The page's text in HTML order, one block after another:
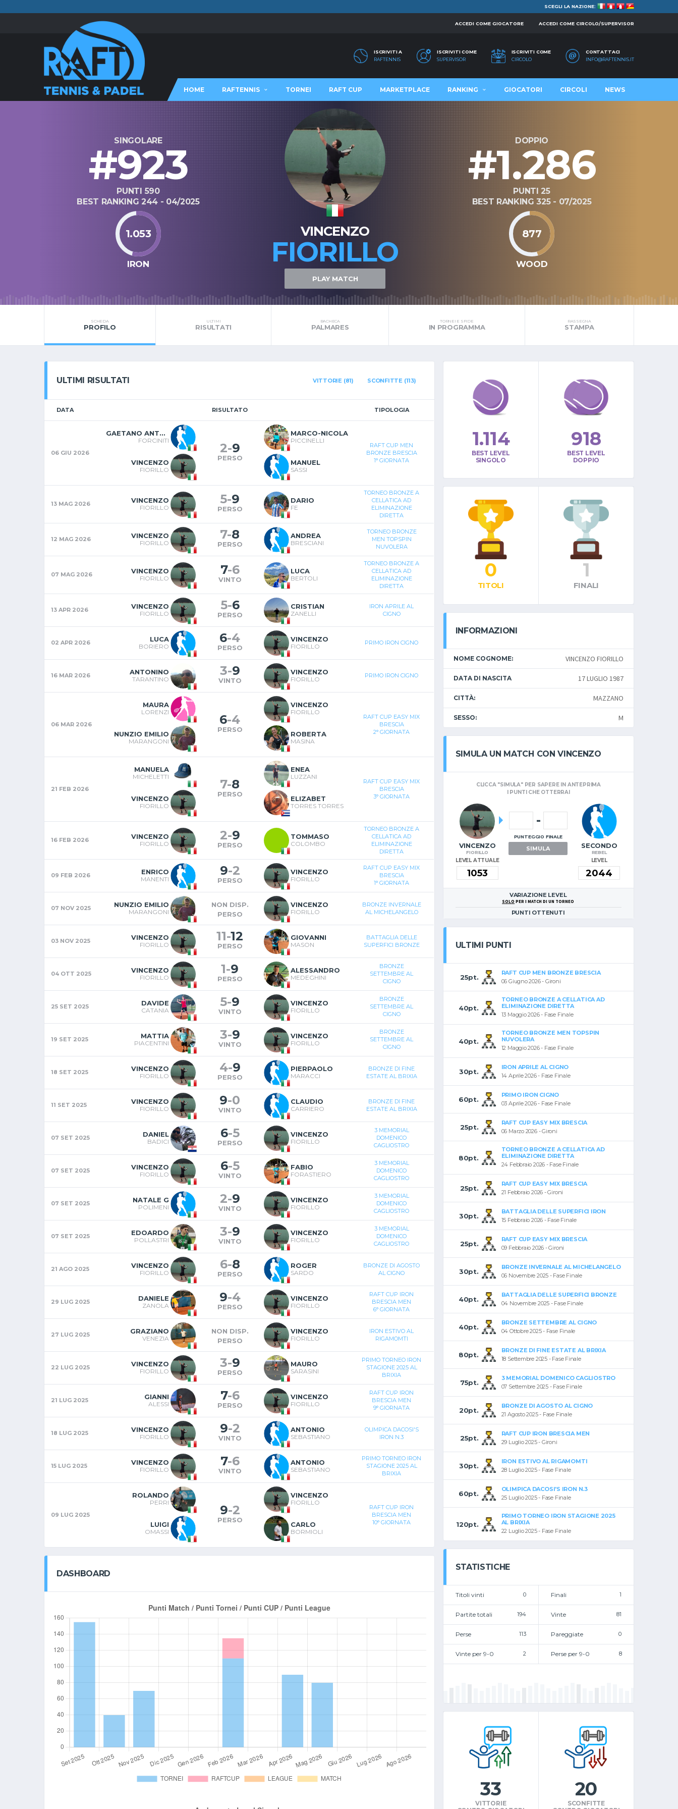
SCEGLI LA NAZIONE:
ACCEDI COME GIOCATORE ACCEDI COME CIRCOLO/SUPERVISOR
ISCRIVITI A
RAFTENNIS
ISCRIVITI COME
SUPERVISOR
ISCRIVITI COME
CIRCOLO
CONTATTACI
INFO@RAFTENNIS.IT
HOME RAFTENNIS TORNEI RAFT CUP MARKETPLACE RANKING GIOCATORI CIRCOLI NEWS
SINGOLARE
#923
PUNTI 590
BEST RANKING 244 - 04/2025
1.053
IRON
VINCENZO
FIORILLO
PLAY MATCH
DOPPIO
#1.286
PUNTI 25
BEST RANKING 325 - 07/2025
877
WOOD
SCHEDA
PROFILO
ULTIMI
RISULTATI
BACHECA
PALMARES
TORNEI E SFIDE
IN PROGRAMMA
RASSEGNA
STAMPA
ULTIMI RISULTATI VITTORIE (81) SCONFITTE (113)
DATA RISULTATO TIPOLOGIA
06 GIU 2026
GAETANO ANTONIO
FORCINITI
VINCENZO
FIORILLO
2-9
PERSO
MARCO-NICOLA
PICCINELLI
MANUEL
SASSI
RAFT CUP MEN
BRONZE BRESCIA
1° GIORNATA
13 MAG 2026 VINCENZO
FIORILLO
5-9
PERSO
DARIO
FE
TORNEO BRONZE A
CELLATICA AD
ELIMINAZIONE
DIRETTA
12 MAG 2026 VINCENZO
FIORILLO
7-8
PERSO
ANDREA
BRESCIANI
TORNEO BRONZE
MEN TOPSPIN
NUVOLERA
07 MAG 2026 VINCENZO
FIORILLO
7-6
VINTO
LUCA
BERTOLI
TORNEO BRONZE A
CELLATICA AD
ELIMINAZIONE
DIRETTA
13 APR 2026 VINCENZO
FIORILLO
5-6
PERSO
CRISTIAN
ZANELLI
IRON APRILE AL
CIGNO
02 APR 2026 LUCA
BORIERO
6-4
PERSO
VINCENZO
FIORILLO PRIMO IRON CIGNO
16 MAR 2026 ANTONINO
TARANTINO
3-9
VINTO
VINCENZO
FIORILLO PRIMO IRON CIGNO
06 MAR 2026
MAURA
LORENZI
NUNZIO EMILIO
MARANGONI
6-4
PERSO
VINCENZO
FIORILLO
ROBERTA
MASINA
RAFT CUP EASY MIX
BRESCIA
2° GIORNATA
21 FEB 2026
MANUELA
MICHELETTI
VINCENZO
FIORILLO
7-8
PERSO
ENEA
LUZZANI
ELIZABET
TORRES TORRES
RAFT CUP EASY MIX
BRESCIA
3° GIORNATA
16 FEB 2026 VINCENZO
FIORILLO
2-9
PERSO
TOMMASO
COLOMBO
TORNEO BRONZE A
CELLATICA AD
ELIMINAZIONE
DIRETTA
09 FEB 2026 ENRICO
MANENTI
9-2
PERSO
VINCENZO
FIORILLO
RAFT CUP EASY MIX
BRESCIA
1° GIORNATA
07 NOV 2025 NUNZIO EMILIO
MARANGONI
NON DISP.
PERSO
VINCENZO
FIORILLO
BRONZE INVERNALE
AL MICHELANGELO
03 NOV 2025 VINCENZO
FIORILLO
11-12
PERSO
GIOVANNI
MASON
BATTAGLIA DELLE
SUPERFICI BRONZE
04 OTT 2025 VINCENZO
FIORILLO
1-9
PERSO
ALESSANDRO
MEDEGHINI
BRONZE
SETTEMBRE AL
CIGNO
25 SET 2025 DAVIDE
CATANIA
5-9
VINTO
VINCENZO
FIORILLO
BRONZE
SETTEMBRE AL
CIGNO
19 SET 2025 MATTIA
PIACENTINI
3-9
VINTO
VINCENZO
FIORILLO
BRONZE
SETTEMBRE AL
CIGNO
18 SET 2025 VINCENZO
FIORILLO
4-9
PERSO
PIERPAOLO
MARACCI
BRONZE DI FINE
ESTATE AL BRIXIA
11 SET 2025 VINCENZO
FIORILLO
9-0
VINTO
CLAUDIO
CARRIERO
BRONZE DI FINE
ESTATE AL BRIXIA
07 SET 2025 DANIEL
BADICI
6-5
PERSO
VINCENZO
FIORILLO
3 MEMORIAL
DOMENICO
CAGLIOSTRO
07 SET 2025 VINCENZO
FIORILLO
6-5
VINTO
FABIO
FORASTIERO
3 MEMORIAL
DOMENICO
CAGLIOSTRO
07 SET 2025 NATALE G
POLIMENI
2-9
VINTO
VINCENZO
FIORILLO
3 MEMORIAL
DOMENICO
CAGLIOSTRO
07 SET 2025 EDOARDO
POLLASTRI
3-9
VINTO
VINCENZO
FIORILLO
3 MEMORIAL
DOMENICO
CAGLIOSTRO
21 AGO 2025 VINCENZO
FIORILLO
6-8
PERSO
ROGER
SARDO
BRONZE DI AGOSTO
AL CIGNO
29 LUG 2025 DANIELE
ZANOLA
9-4
PERSO
VINCENZO
FIORILLO
RAFT CUP IRON
BRESCIA MEN
6° GIORNATA
27 LUG 2025 GRAZIANO
VENEZIA
NON DISP.
PERSO
VINCENZO
FIORILLO
IRON ESTIVO AL
RIGAMOMTI
22 LUG 2025 VINCENZO
FIORILLO
3-9
PERSO
MAURO
SARASINI
PRIMO TORNEO IRON
STAGIONE 2025 AL
BRIXIA
21 LUG 2025 GIANNI
ALESSI
7-6
PERSO
VINCENZO
FIORILLO
RAFT CUP IRON
BRESCIA MEN
9° GIORNATA
18 LUG 2025 VINCENZO
FIORILLO
9-2
VINTO
ANTONIO
SEBASTIANO
OLIMPICA DACOSI'S
IRON N.3
15 LUG 2025 VINCENZO
FIORILLO
7-6
VINTO
ANTONIO
SEBASTIANO
PRIMO TORNEO IRON
STAGIONE 2025 AL
BRIXIA
09 LUG 2025
ROLANDO
PERRI
LUIGI
OMASSI
9-2
PERSO
VINCENZO
FIORILLO
CARLO
BORMIOLI
RAFT CUP IRON
BRESCIA MEN
10° GIORNATA
DASHBOARD
1.114
BEST LEVEL
SINGOLO
918
BEST LEVEL
DOPPIO
0
TITOLI
1
FINALI
INFORMAZIONI
NOME COGNOME: VINCENZO FIORILLO
DATA DI NASCITA 17 LUGLIO 1987
CITTÀ: MAZZANO
SESSO: M
SIMULA UN MATCH CON VINCENZO
CLICCA "SIMULA" PER SAPERE IN ANTEPRIMA
I PUNTI CHE OTTERRAI
VINCENZO
FIORILLO
LEVEL ATTUALE
-
PUNTEGGIO FINALE
SIMULA SECONDO
REBEL
LEVEL
VARIAZIONE LEVEL
SOLO PER I MATCH DI UN TORNEO
PUNTI OTTENUTI
ULTIMI PUNTI
25pt.
RAFT CUP MEN BRONZE BRESCIA
06 Giugno 2026 - Gironi
40pt.
TORNEO BRONZE A CELLATICA AD
ELIMINAZIONE DIRETTA
13 Maggio 2026 - Fase Finale
40pt.
TORNEO BRONZE MEN TOPSPIN
NUVOLERA
12 Maggio 2026 - Fase Finale
30pt.
IRON APRILE AL CIGNO
14 Aprile 2026 - Fase Finale
60pt.
PRIMO IRON CIGNO
03 Aprile 2026 - Fase Finale
25pt.
RAFT CUP EASY MIX BRESCIA
06 Marzo 2026 - Gironi
80pt.
TORNEO BRONZE A CELLATICA AD
ELIMINAZIONE DIRETTA
24 Febbraio 2026 - Fase Finale
25pt.
RAFT CUP EASY MIX BRESCIA
21 Febbraio 2026 - Gironi
30pt.
BATTAGLIA DELLE SUPERFICI IRON
15 Febbraio 2026 - Fase Finale
25pt.
RAFT CUP EASY MIX BRESCIA
09 Febbraio 2026 - Gironi
30pt.
BRONZE INVERNALE AL MICHELANGELO
06 Novembre 2025 - Fase Finale
40pt.
BATTAGLIA DELLE SUPERFICI BRONZE
04 Novembre 2025 - Fase Finale
40pt.
BRONZE SETTEMBRE AL CIGNO
04 Ottobre 2025 - Fase Finale
80pt.
BRONZE DI FINE ESTATE AL BRIXIA
18 Settembre 2025 - Fase Finale
75pt.
3 MEMORIAL DOMENICO CAGLIOSTRO
07 Settembre 2025 - Fase Finale
20pt.
BRONZE DI AGOSTO AL CIGNO
21 Agosto 2025 - Fase Finale
25pt.
RAFT CUP IRON BRESCIA MEN
29 Luglio 2025 - Gironi
30pt.
IRON ESTIVO AL RIGAMOMTI
28 Luglio 2025 - Fase Finale
60pt.
OLIMPICA DACOSI'S IRON N.3
25 Luglio 2025 - Fase Finale
120pt.
PRIMO TORNEO IRON STAGIONE 2025
AL BRIXIA
22 Luglio 2025 - Fase Finale
STATISTICHE
Titoli vinti 0 Finali 1
Partite totali 194 Vinte 81
Perse 113 Pareggiate 0
Vinte per 9-0 2 Perse per 9-0 8
33
VITTORIE
20
SCONFITTE